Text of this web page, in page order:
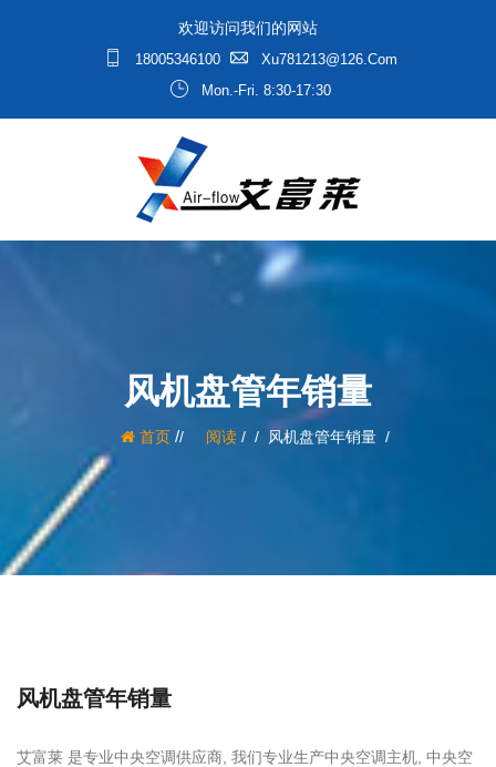
欢迎访问我们的网站
18005346100
Xu781213@126.com
Mon.-Fri. 8:30-17:30
风机盘管年销量
首页/ 阅读/ 风机盘管年销量
风机盘管年销量
艾富莱 是专业中央空调供应商, 我们专业生产中央空调主机, 中央空